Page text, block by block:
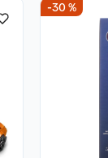
-30 %